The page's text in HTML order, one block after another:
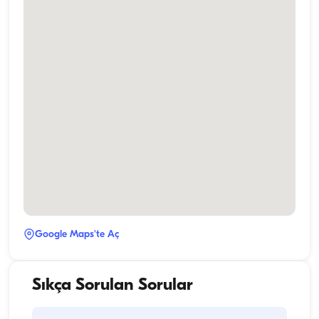
Google Maps'te Aç
Sıkça Sorulan Sorular